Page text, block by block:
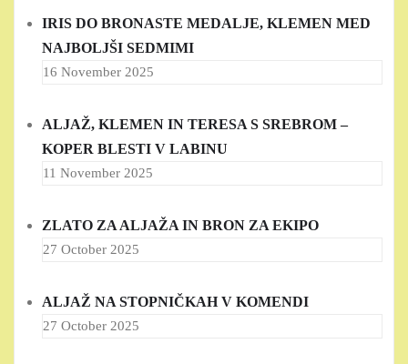
IRIS DO BRONASTE MEDALJE, KLEMEN MED
NAJBOLJŠI SEDMIMI
16 November 2025
ALJAŽ, KLEMEN IN TERESA S SREBROM –
KOPER BLESTI V LABINU
11 November 2025
ZLATO ZA ALJAŽA IN BRON ZA EKIPO
27 October 2025
ALJAŽ NA STOPNIČKAH V KOMENDI
27 October 2025